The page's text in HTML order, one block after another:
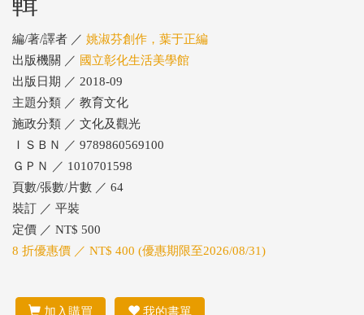
編/著/譯者 ／ 姚淑芬創作，葉于正編
出版機關 ／ 國立彰化生活美學館
出版日期 ／ 2018-09
主題分類 ／ 教育文化
施政分類 ／ 文化及觀光
ＩＳＢＮ ／ 9789860569100
ＧＰＮ ／ 1010701598
頁數/張數/片數 ／ 64
裝訂 ／ 平裝
定價 ／ NT$ 500
8 折優惠價 ／ NT$ 400 (優惠期限至2026/08/31)
加入購買 我的書單